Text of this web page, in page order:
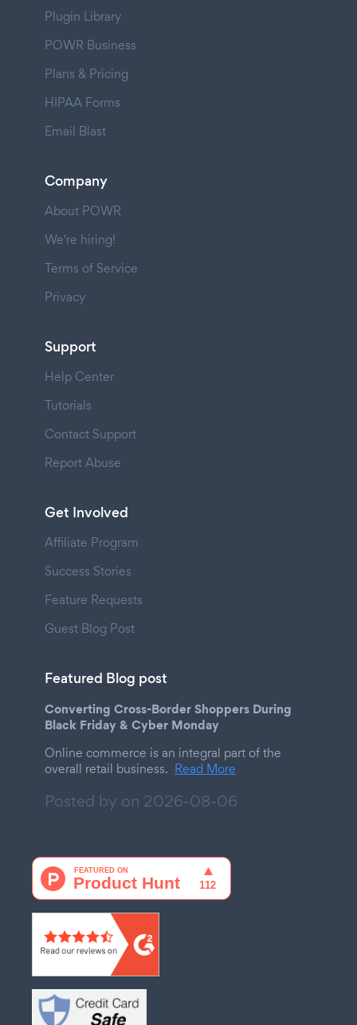
Plugin Library
POWR Business
Plans & Pricing
HIPAA Forms
Email Blast
Company
About POWR
We're hiring!
Terms of Service
Privacy
Support
Help Center
Tutorials
Contact Support
Report Abuse
Get Involved
Affiliate Program
Success Stories
Feature Requests
Guest Blog Post
Featured Blog post
Converting Cross-Border Shoppers During
Black Friday & Cyber Monday
Online commerce is an integral part of the
overall retail business. Read More
Posted by on 2026-08-06